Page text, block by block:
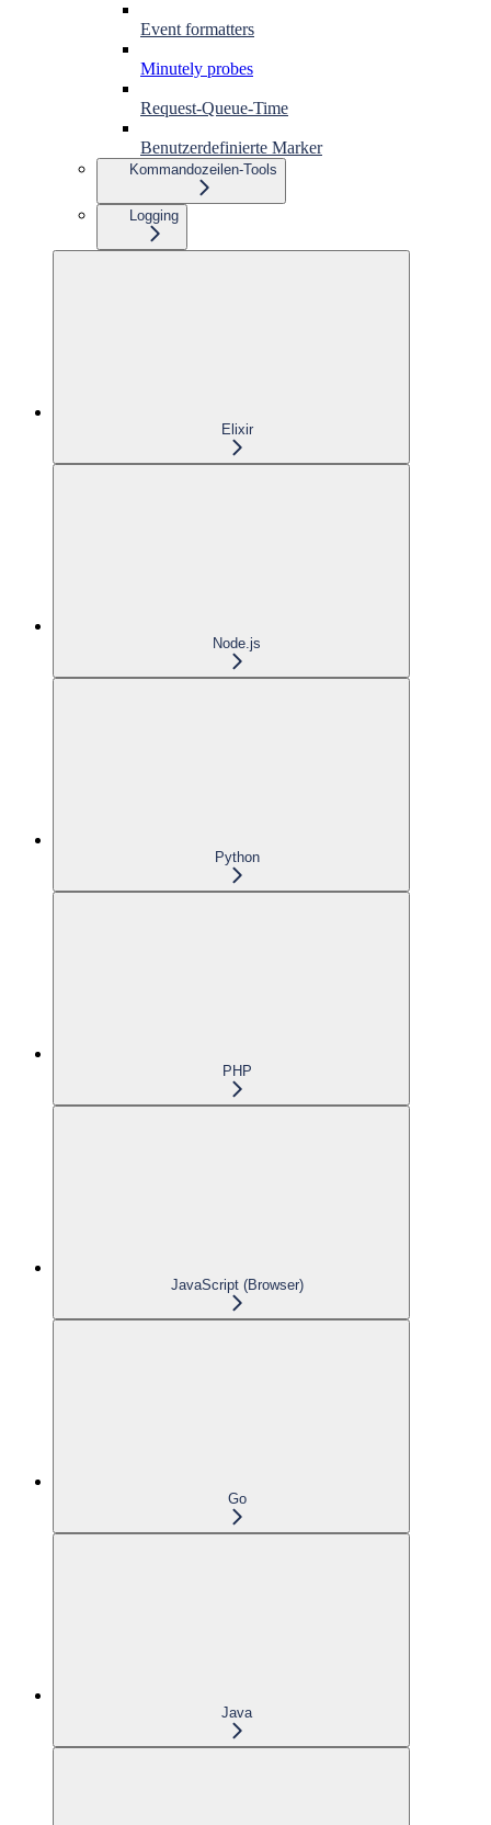
Event formatters
Minutely probes
Request-Queue-Time
Benutzerdefinierte Marker
Kommandozeilen-Tools
Logging
Elixir
Node.js
Python
PHP
JavaScript (Browser)
Go
Java